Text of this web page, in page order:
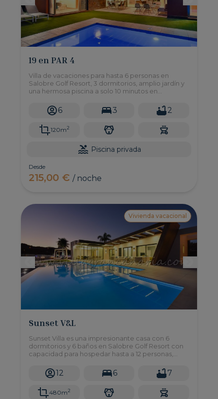
19 en PAR 4
Villa de vacaciones para hasta 6 personas en
Salobre Golf Resort, 3 dormitorios, amplio jardín y
una hermosa piscina a solo 10 minutos en
Meloneras.
6 3 2
120m2
Piscina privada
Desde
215,00 €/ noche
Vivienda vacacional
Sunset V&L
Sunset Villa es una impresionante casa con 6
dormitorios y 6 baños en Salobre Golf Resort con
capacidad para hospedar hasta a 12 personas,
vistas increibles.
12 6 7
480m2